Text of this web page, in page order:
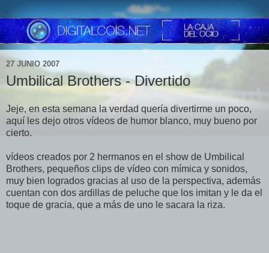
27 JUNIO 2007
Umbilical Brothers - Divertido
Jeje, en esta semana la verdad quería divertirme un poco,
aquí les dejo otros vídeos de humor blanco, muy bueno por
cierto.
vídeos creados por 2 hermanos en el show de Umbilical
Brothers, pequeños clips de vídeo con mímica y sonidos,
muy bien logrados gracias al uso de la perspectiva, además
cuentan con dos ardillas de peluche que los imitan y le da el
toque de gracia, que a más de uno le sacara la riza.